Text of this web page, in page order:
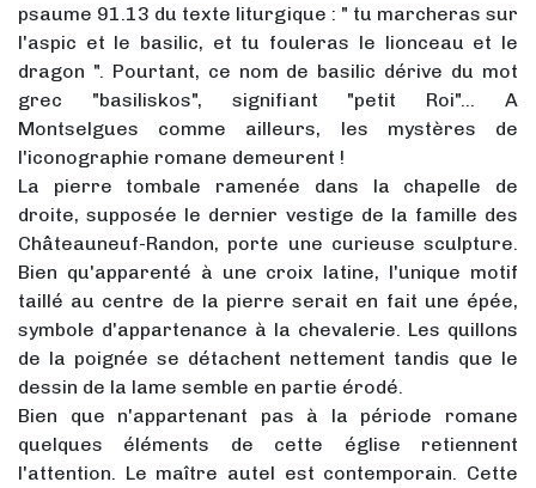
psaume 91.13 du texte liturgique : " tu marcheras sur
l'aspic et le basilic, et tu fouleras le lionceau et le
dragon ". Pourtant, ce nom de basilic dérive du mot
grec "basiliskos", signifiant "petit Roi"… A
Montselgues comme ailleurs, les mystères de
l'iconographie romane demeurent !
La pierre tombale ramenée dans la chapelle de
droite, supposée le dernier vestige de la famille des
Châteauneuf-Randon, porte une curieuse sculpture.
Bien qu'apparenté à une croix latine, l'unique motif
taillé au centre de la pierre serait en fait une épée,
symbole d'appartenance à la chevalerie. Les quillons
de la poignée se détachent nettement tandis que le
dessin de la lame semble en partie érodé.
Bien que n'appartenant pas à la période romane
quelques éléments de cette église retiennent
l'attention. Le maître autel est contemporain. Cette